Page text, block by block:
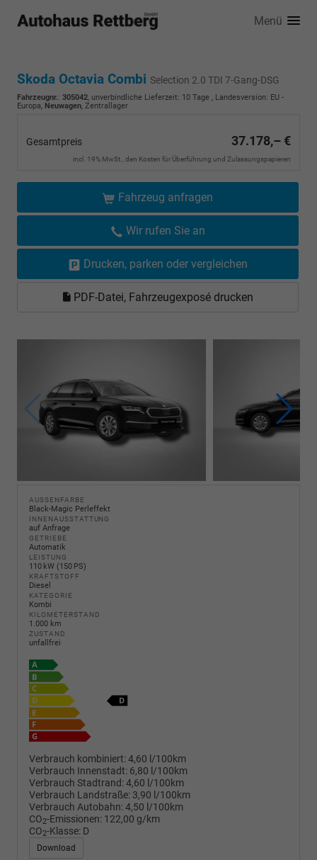
Menü
Skoda Octavia Combi Selection 2.0 TDI 7-Gang-DSG
Fahrzeugnr.: 305042, unverbindliche Lieferzeit: 10 Tage , Landesversion: EU -
Europa, Neuwagen, Zentrallager
Gesamtpreis 37.178,– €
incl. 19% MwSt., den Kosten für Überführung und Zulassungspapieren
Fahrzeug anfragen
Wir rufen Sie an
Drucken, parken oder vergleichen
PDF-Datei, Fahrzeugexposé drucken
AUSSENFARBE
Black-Magic Perleffekt
INNENAUSSTATTUNG
auf Anfrage
GETRIEBE
Automatik
LEISTUNG
110 kW (150 PS)
KRAFTSTOFF
Diesel
KATEGORIE
Kombi
KILOMETERSTAND
1.000 km
ZUSTAND
unfallfrei
Verbrauch kombiniert:4,60 l/100km
Verbrauch Innenstadt: 6,80 l/100km
Verbrauch Stadtrand:4,60 l/100km
Verbrauch Landstraße: 3,90 l/100km
Verbrauch Autobahn:4,50 l/100km
CO2-Emissionen: 122,00 g/km
CO2-Klasse: D
Download